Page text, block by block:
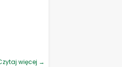
więcej →